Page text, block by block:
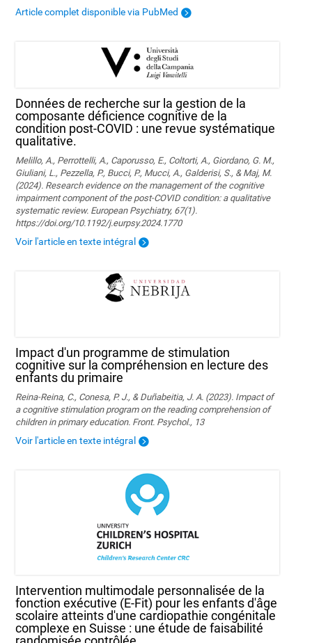
Article complet disponible via PubMed
Données de recherche sur la gestion de la
composante déficience cognitive de la
condition post-COVID : une revue systématique
qualitative.
Melillo, A., Perrottelli, A., Caporusso, E., Coltorti, A., Giordano, G. M.,
Giuliani, L., Pezzella, P., Bucci, P., Mucci, A., Galderisi, S., & Maj, M.
(2024). Research evidence on the management of the cognitive
impairment component of the post-COVID condition: a qualitative
systematic review. European Psychiatry, 67(1).
https://doi.org/10.1192/j.eurpsy.2024.1770
Voir l'article en texte intégral
Impact d'un programme de stimulation
cognitive sur la compréhension en lecture des
enfants du primaire
Reina-Reina, C., Conesa, P. J., & Duñabeitia, J. A. (2023). Impact of
a cognitive stimulation program on the reading comprehension of
children in primary education. Front. Psychol., 13
Voir l'article en texte intégral
Intervention multimodale personnalisée de la
fonction exécutive (E-Fit) pour les enfants d'âge
scolaire atteints d'une cardiopathie congénitale
complexe en Suisse : une étude de faisabilité